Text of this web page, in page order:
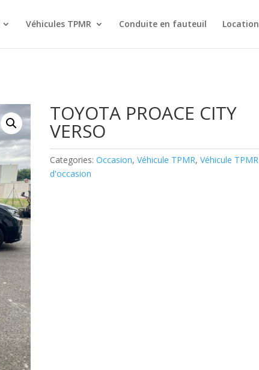
Véhicules TPMR Conduite en fauteuil Location
TOYOTA PROACE CITY
VERSO
Categories:Occasion,Véhicule TPMR,Véhicule TPMR
d'occasion